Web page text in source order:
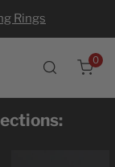
Rings
0